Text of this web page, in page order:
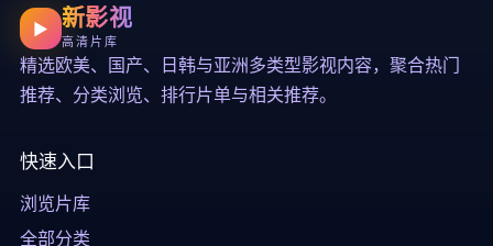
▶ 新影视
高清片库
精选欧美、国产、日韩与亚洲多类型影视内容，聚合热门
推荐、分类浏览、排行片单与相关推荐。
快速入口
浏览片库
全部分类